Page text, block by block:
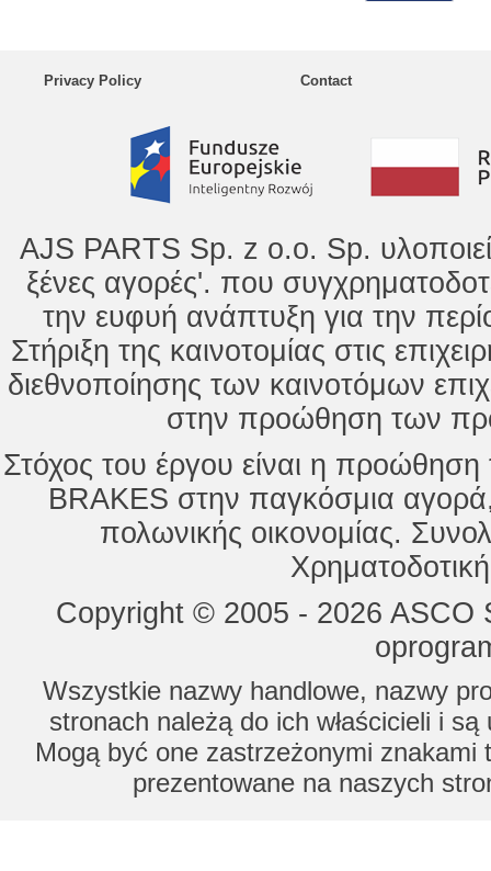
Privacy Policy Contact
AJS PARTS Sp. z o.o. Sp.
ξένες αγορές'. που
την ευφυή ανάπτυξη για την
Στήριξη της καινοτομίας στις
διεθνοποίησης των καινοτόμων
στην προώθηση των
Στόχος του έργου είναι η
BRAKES στην παγκόσμια
πολωνικής οικονομίας.
Copyright © 2005 - 2026
Wszystkie nazwy handlowe, nazwy
stronach należą do ich właścicieli i
Mogą być one zastrzeżonymi znakami
prezentowane na naszych